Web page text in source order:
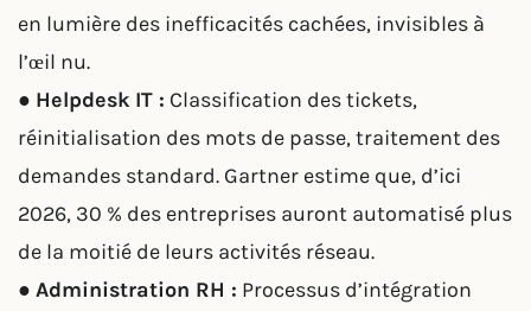
en lumière des inefficacités cachées, invisibles à
l’œil nu.
● Helpdesk IT : Classification des tickets,
réinitialisation des mots de passe, traitement des
demandes standard. Gartner estime que, d’ici
2026, 30 % des entreprises auront automatisé plus
de la moitié de leurs activités réseau.
● Administration RH : Processus d’intégration